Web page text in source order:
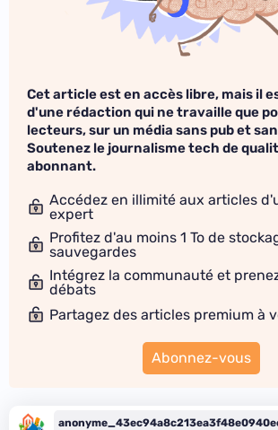
Cet article est en accès libre, mais il
d'une rédaction qui ne travaille que
lecteurs, sur un média sans pub et
Soutenez le journalisme tech de
abonnant.
Accédez en illimité aux articles
expert
Profitez d'au moins 1 To de
sauvegardes
Intégrez la communauté et
débats
Partagez des articles premium à
Abonnez-vous